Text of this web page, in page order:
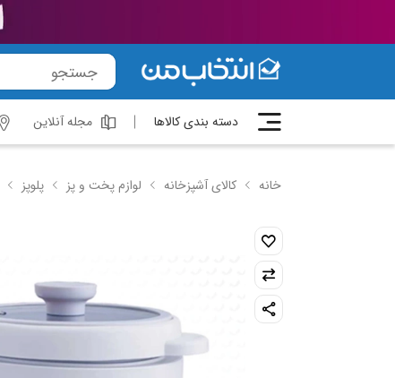
دسته بندی کالاها مجله آنلاین
خانه کالای آشپزخانه لوازم پخت و پز پلوپز